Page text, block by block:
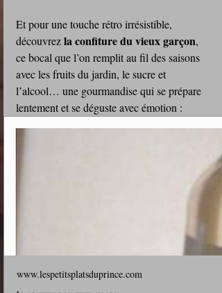
Et pour une touche rétro irrésistible,
découvrez la confiture du vieux garçon,
ce bocal que l’on remplit au fil des saisons
avec les fruits du jardin, le sucre et
l’alcool… une gourmandise qui se prépare
lentement et se déguste avec émotion :
www.lespetitsplatsduprince.com